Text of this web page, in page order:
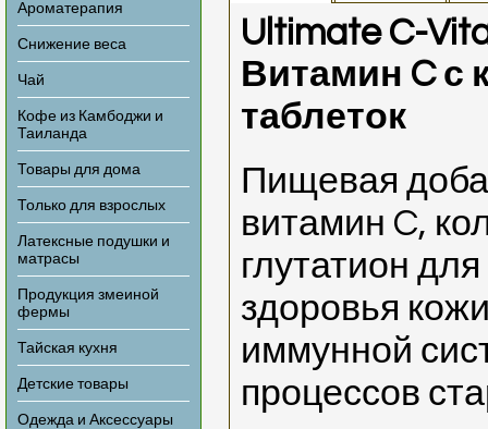
Ароматерапия
Снижение веса
Чай
Кофе из Камбоджи и
Таиланда
Товары для дома
Только для взрослых
Латексные подушки и
матрасы
Продукция змеиной
фермы
Тайская кухня
Детские товары
Одежда и Аксессуары
Ultimate C-
Витамин C с
таблеток
Пищевая
витамин C,
глутатион
здоровья
иммунной
процессов